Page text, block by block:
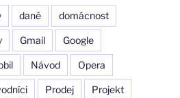
daně domácnost
Gmail Google
Návod Opera
Prodej Projekt